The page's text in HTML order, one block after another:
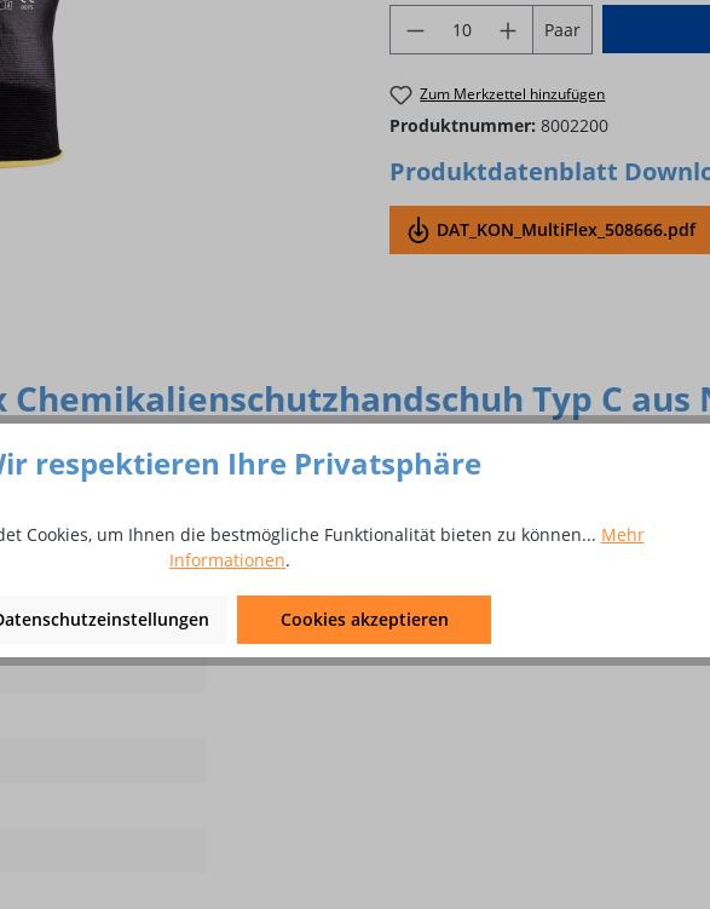
Produkt Anzahl: Gib
Paar
Zum Merkzettel hinzufügen
Produktnummer: 8002200
Produktdatenblatt
DAT_KON_MultiFlex_508666.pdf
Typ C aus
sehr hohem Tragekomfort, PU Beschichtung, SIMPLEX™Tech: atmungsaktiv /
respektieren Ihre Privatsphäre
Cookies, um Ihnen die bestmögliche Funktionalität bieten zu können... Mehr
Informationen.
Cookies akzeptieren